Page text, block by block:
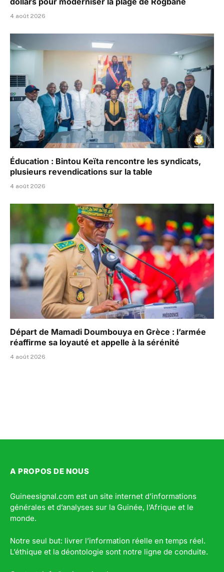
4 août 2026
Éducation : Bintou Keïta rencontre les syndicats,
plusieurs revendications sur la table
4 août 2026
Départ de Mamadi Doumbouya en Grèce : l’armée
réaffirme sa loyauté et appelle à la sérénité
4 août 2026
A PROPOS DE NOUS
Guineesignal.com est un site internet d’informations
générales et d’analyses sur la Guinée, l’Afrique et le
monde.
Notre seul but: livrer l’information réelle en temps réel.
L’éthique et la déontologie sont notre ligne de conduite.